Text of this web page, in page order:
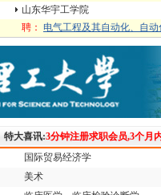
山东华宇工学院
聘：
电气工程及其自动化、自
特大喜讯:3分钟注册求职会员,3个月
国际贸易经济学
美术